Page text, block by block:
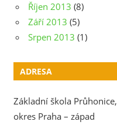
Říjen 2013 (8)
Září 2013 (5)
Srpen 2013 (1)
ADRESA
Základní škola Průhonice,
okres Praha – západ